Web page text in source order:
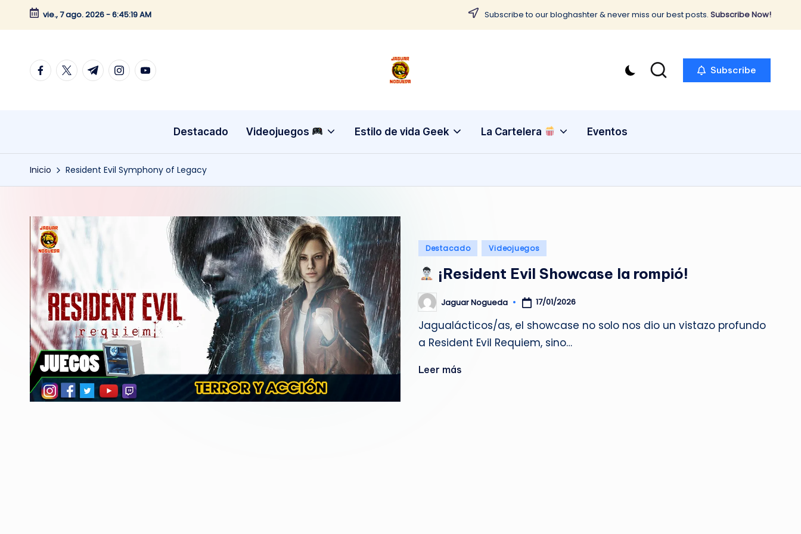
Saltar
contenido
vie., 7 ago. 2026-6:45:19 AM Subscribe to our bloghashter & never miss our best posts. Subscribe Now!
facebook.com
twitter.com
t.me instagram.com
youtube.com
J
g
u
a
N
o
g
u
e
d
CONTENIDO
Subscribe
Destacado Videojuegos Estilo de vida Geek La Cartelera Eventos
Inicio Resident Evil Symphony of Legacy
Publicado
en
Destacado Videojuegos
¡Resident Evil Showcase la rompió!
Publicado
por
Jaguar Nogueda 17/01/2026
Jagualácticos/as, el showcase no solo nos dio un vistazo profundo
a Resident Evil Requiem, sino…
Leer más